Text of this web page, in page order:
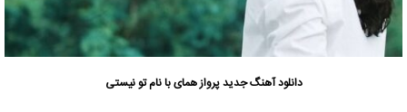
دانلود آهنگ جدیدپرواز همایبا نام تو نیستی